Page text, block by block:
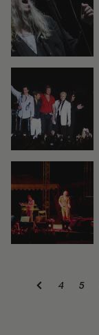
4 5